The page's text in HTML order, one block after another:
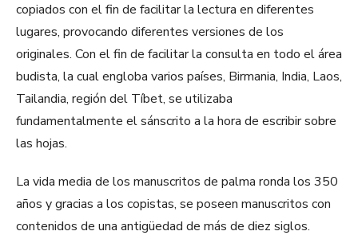
copiados con el fin de facilitar la lectura en diferentes
lugares, provocando diferentes versiones de los
originales. Con el fin de facilitar la consulta en todo el área
budista, la cual engloba varios países, Birmania, India, Laos,
Tailandia, región del Tíbet, se utilizaba
fundamentalmente el sánscrito a la hora de escribir sobre
las hojas.
La vida media de los manuscritos de palma ronda los 350
años y gracias a los copistas, se poseen manuscritos con
contenidos de una antigüedad de más de diez siglos.